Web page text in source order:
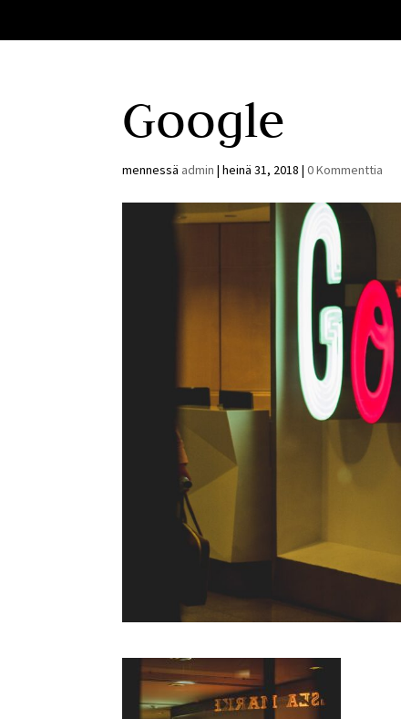
Google
mennessä admin |heinä 31, 2018 |0 Kommenttia